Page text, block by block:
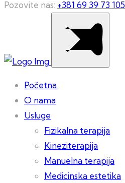
Pozovite nas: +381 69 39 73 105
Početna
O nama
Usluge
Fizikalna terapija
Kineziterapija
Manuelna terapija
Medicinska estetika